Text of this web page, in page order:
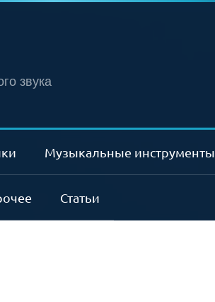
звука
Музыкальные инструменты
Статьи